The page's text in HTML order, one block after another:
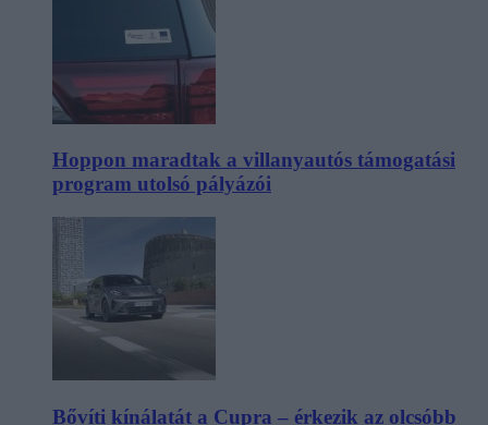
Hoppon maradtak a villanyautós támogatási
program utolsó pályázói
Bővíti kínálatát a Cupra – érkezik az olcsóbb